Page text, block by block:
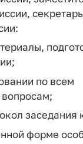
по всем
заседания
форме